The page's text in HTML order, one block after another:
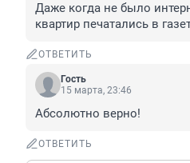
Даже когда не было
квартир печатались в
ОТВЕТИТЬ
Гость
15 марта, 23:46
Абсолютно верно!
ОТВЕТИТЬ